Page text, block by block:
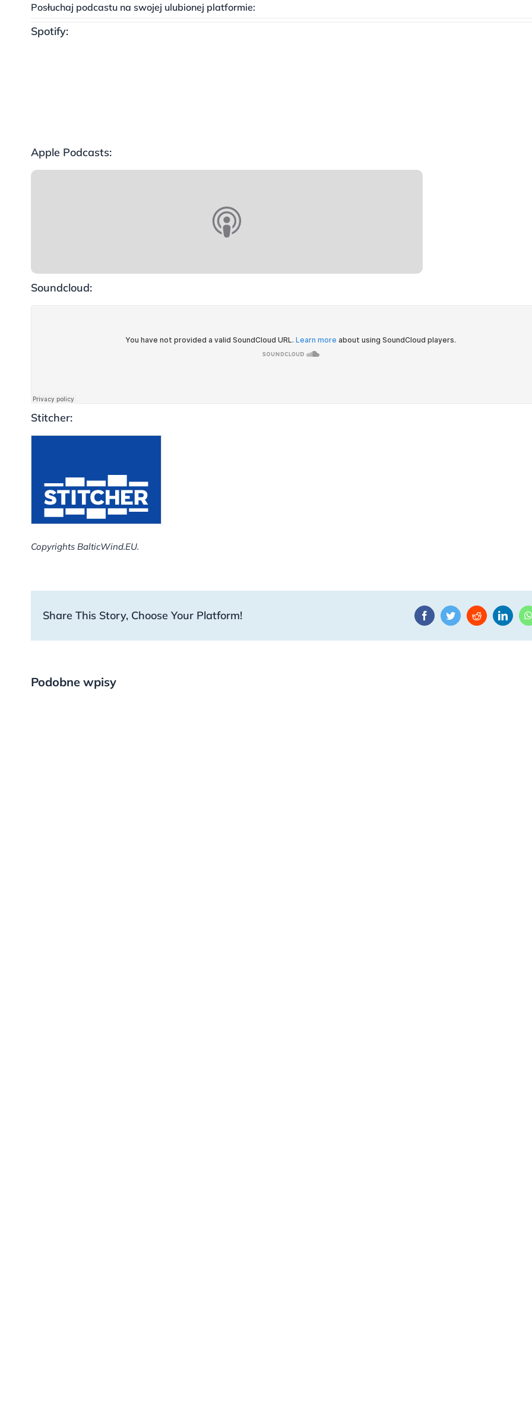
Posłuchaj podcastu na swojej ulubionej platformie:
Spotify:
Apple Podcasts:
Soundcloud:
Stitcher:
Copyrights BalticWind.EU.
Share This Story, Choose Your Platform! FacebookTwitterReddit
Podobne wpisy